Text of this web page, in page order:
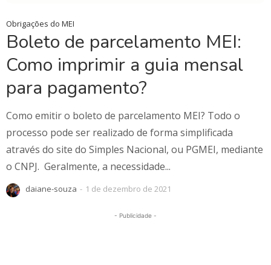
Obrigações do MEI
Boleto de parcelamento MEI:
Como imprimir a guia mensal
para pagamento?
Como emitir o boleto de parcelamento MEI? Todo o
processo pode ser realizado de forma simplificada
através do site do Simples Nacional, ou PGMEI, mediante
o CNPJ. Geralmente, a necessidade...
daiane-souza - 1 de dezembro de 2021
- Publicidade -